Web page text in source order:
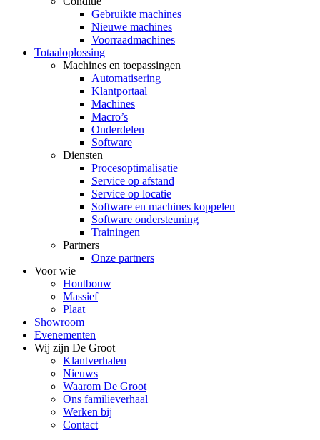
Gebruikte machines
Nieuwe machines
Voorraadmachines
Totaaloplossing
Machines en toepassingen
Automatisering
Klantportaal
Machines
Macro’s
Onderdelen
Software
Diensten
Procesoptimalisatie
Service op afstand
Service op locatie
Software en machines koppelen
Software ondersteuning
Trainingen
Partners
Onze partners
Voor wie
Houtbouw
Massief
Plaat
Showroom
Evenementen
Wij zijn De Groot
Klantverhalen
Nieuws
Waarom De Groot
Ons familieverhaal
Werken bij
Contact